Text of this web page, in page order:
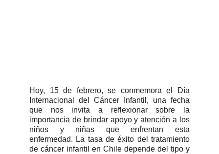
Hoy, 15 de febrero, se conmemora el Día
Internacional del Cáncer Infantil, una fecha
que nos invita a reflexionar sobre la
importancia de brindar apoyo y atención a los
niños y niñas que enfrentan esta
enfermedad. La tasa de éxito del tratamiento
de cáncer infantil en Chile depende del tipo y